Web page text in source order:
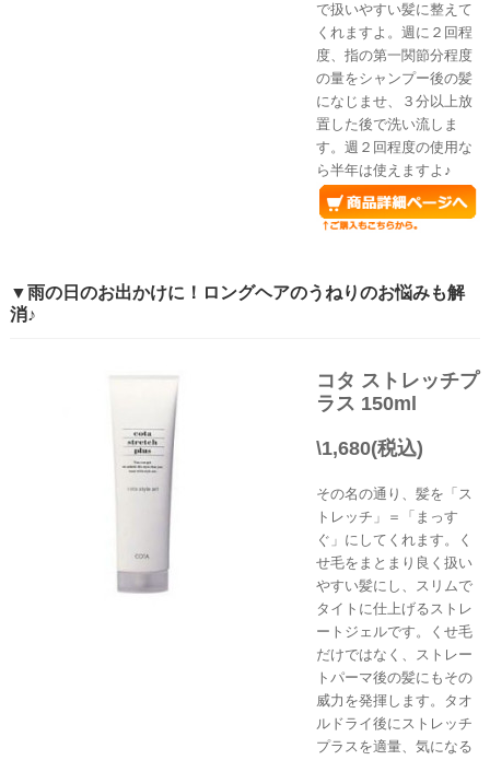
で扱いやすい髪に整えて
くれますよ。週に２回程
度、指の第一関節分程度
の量をシャンプー後の髪
になじませ、３分以上放
置した後で洗い流しま
す。週２回程度の使用な
ら半年は使えますよ♪
▼雨の日のお出かけに！ロングヘアのうねりのお悩みも解
消♪
コタ ストレッチプ
ラス 150ml
\1,680(税込)
その名の通り、髪を「ス
トレッチ」＝「まっす
ぐ」にしてくれます。く
せ毛をまとまり良く扱い
やすい髪にし、スリムで
タイトに仕上げるストレ
ートジェルです。くせ毛
だけではなく、ストレー
トパーマ後の髪にもその
威力を発揮します。タオ
ルドライ後にストレッチ
プラスを適量、気になる